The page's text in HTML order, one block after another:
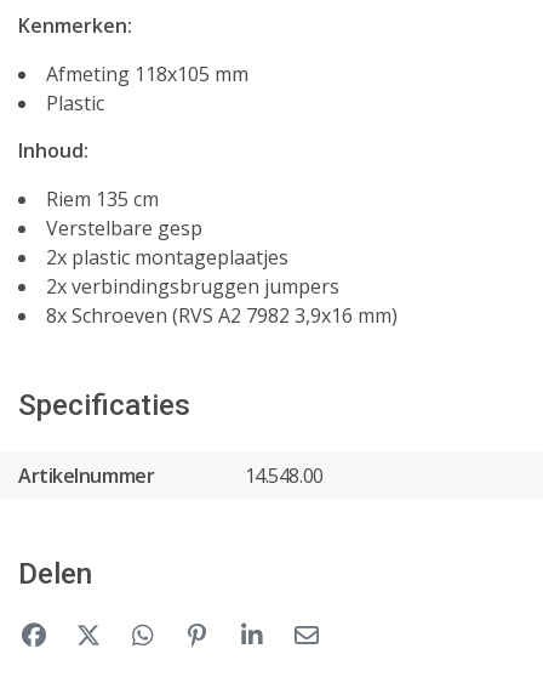
Kenmerken:
Afmeting 118x105 mm
Plastic
Inhoud:
Riem 135 cm
Verstelbare gesp
2x plastic montageplaatjes
2x verbindingsbruggen jumpers
8x Schroeven (RVS A2 7982 3,9x16 mm)
Specificaties
Artikelnummer 14.548.00
Delen